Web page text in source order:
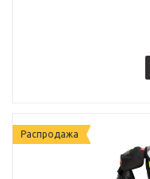
Распродажа